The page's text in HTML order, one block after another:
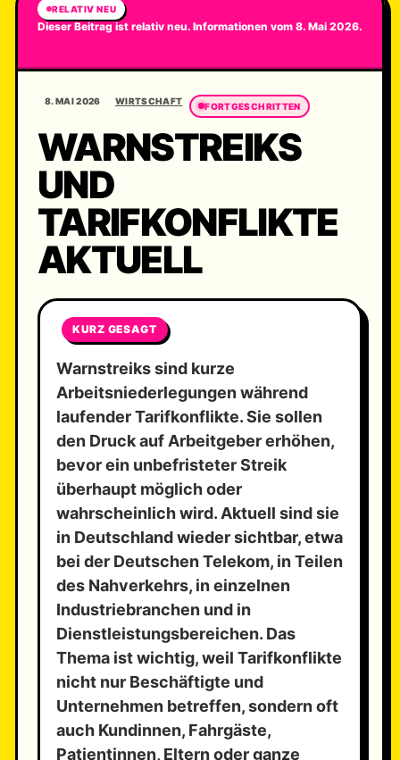
RELATIV NEU
Dieser Beitrag ist relativ neu. Informationen vom 8. Mai 2026.
8. MAI 2026 WIRTSCHAFT FORTGESCHRITTEN
WARNSTREIKS
UND
TARIFKONFLIKTE
AKTUELL
KURZ GESAGT
Warnstreiks sind kurze
Arbeitsniederlegungen während
laufender Tarifkonflikte. Sie sollen
den Druck auf Arbeitgeber erhöhen,
bevor ein unbefristeter Streik
überhaupt möglich oder
wahrscheinlich wird. Aktuell sind sie
in Deutschland wieder sichtbar, etwa
bei der Deutschen Telekom, in Teilen
des Nahverkehrs, in einzelnen
Industriebranchen und in
Dienstleistungsbereichen. Das
Thema ist wichtig, weil Tarifkonflikte
nicht nur Beschäftigte und
Unternehmen betreffen, sondern oft
auch Kundinnen, Fahrgäste,
Patientinnen, Eltern oder ganze